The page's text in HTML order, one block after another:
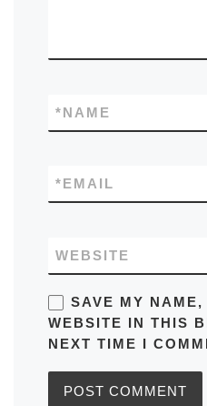
NAME
*
EMAIL
*
WEBSITE
SAVE MY
WEBSITE IN THIS
NEXT TIME I